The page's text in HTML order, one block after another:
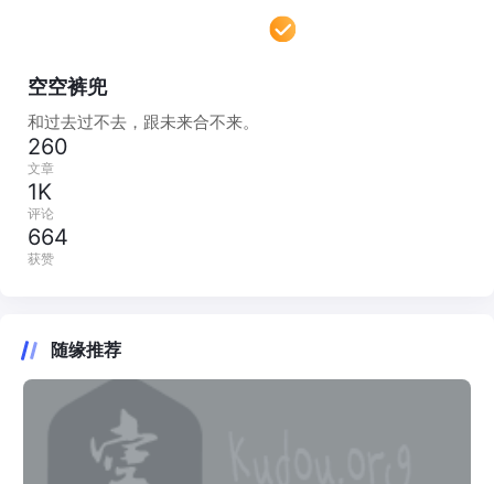
空空裤兜
和过去过不去，跟未来合不来。
260
文章
1K
评论
664
获赞
随缘推荐